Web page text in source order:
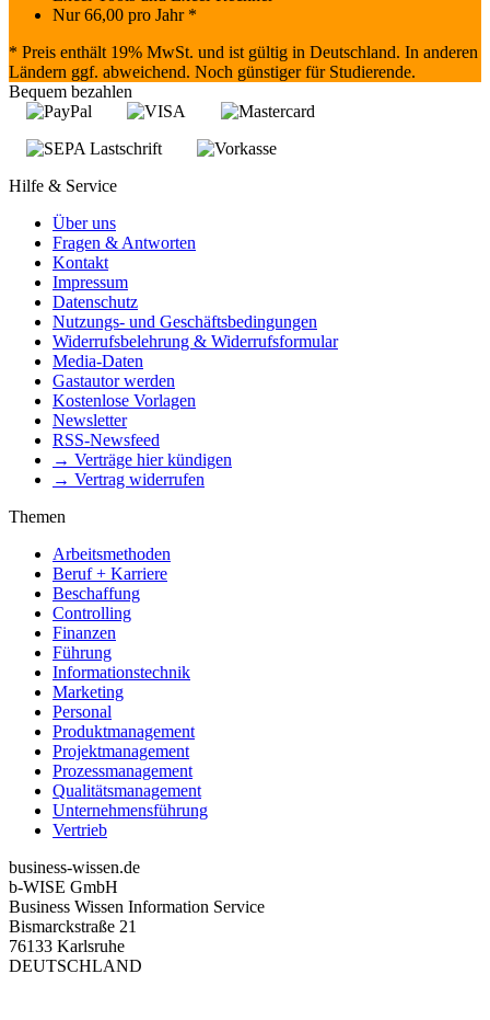
Nur66,00 pro Jahr *
* Preis enthält 19% MwSt. und ist gültig in Deutschland. In anderen
Ländern ggf. abweichend. Noch günstiger für Studierende.
Bequem bezahlen
Hilfe & Service
Über uns
Fragen & Antworten
Kontakt
Impressum
Datenschutz
Nutzungs- und Geschäftsbedingungen
Widerrufsbelehrung & Widerrufsformular
Media-Daten
Gastautor werden
Kostenlose Vorlagen
Newsletter
RSS-Newsfeed
→ Verträge hier kündigen
→ Vertrag widerrufen
Themen
Arbeitsmethoden
Beruf + Karriere
Beschaffung
Controlling
Finanzen
Führung
Informationstechnik
Marketing
Personal
Produktmanagement
Projektmanagement
Prozessmanagement
Qualitätsmanagement
Unternehmensführung
Vertrieb
business-wissen.de
b-WISE GmbH
Business Wissen Information Service
Bismarckstraße 21
76133 Karlsruhe
DEUTSCHLAND